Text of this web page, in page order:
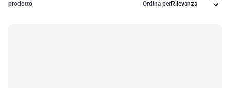
Grazie alla sua funzionalità avanzata e al design intuitivo, questo
prodotto Ordina per